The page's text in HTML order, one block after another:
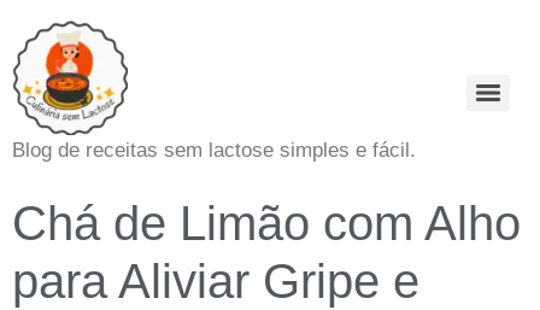
Blog de receitas sem lactose simples e fácil.
Chá de Limão com Alho
para Aliviar Gripe e